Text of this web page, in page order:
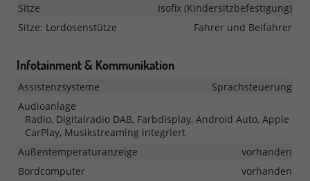
Sitze
Isofix (Kindersitzbefestigung)
Sitze: Lordosenstütze
Fahrer und Beifahrer
Infotainment & Kommunikation
Assistenzsysteme
Sprachsteuerung
Audioanlage
Radio, Digitalradio DAB, Farbdisplay, Android Auto, Apple
CarPlay, Musikstreaming integriert
Außentemperaturanzeige
vorhanden
Bordcomputer
vorhanden